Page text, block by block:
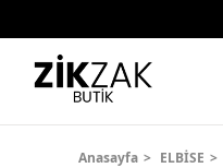
Anasayfa ELBİSE